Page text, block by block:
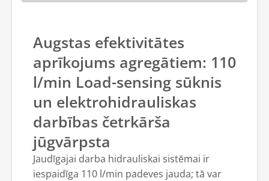
Augstas efektivitātes
aprīkojums agregātiem: 110
l/min Load-sensing sūknis
un elektrohidrauliskas
darbības četrkārša
jūgvārpsta
Jaudīgajai darba hidrauliskai sistēmai ir
iespaidīga 110 l/min padeves jauda; tā var